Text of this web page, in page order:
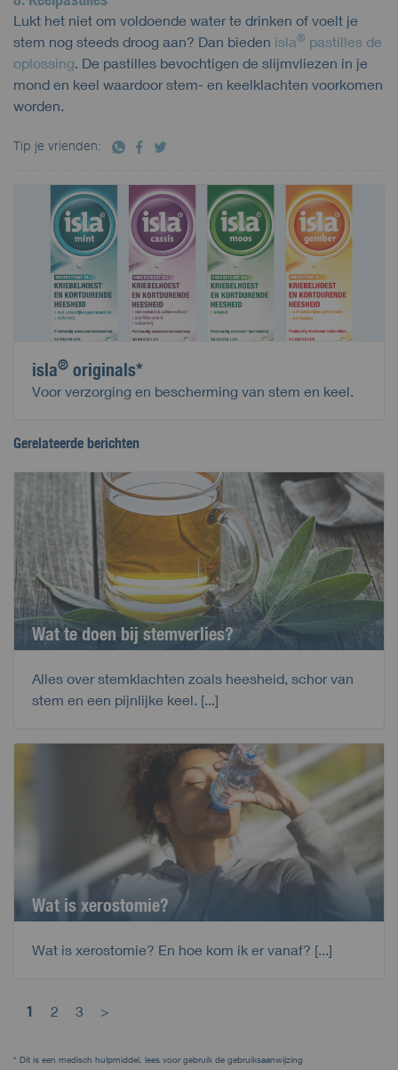
Lukt het niet om voldoende water te drinken of voelt je
stem nog steeds droog aan? Dan bieden isla® pastilles de
oplossing. De pastilles bevochtigen de slijmvliezen in je
mond en keel waardoor stem- en keelklachten voorkomen
worden.
Tip je vrienden:
isla® originals*
Voor verzorging en bescherming van stem en keel.
Gerelateerde berichten
Wat te doen bij stemverlies?
Alles over stemklachten zoals heesheid, schor van
stem en een pijnlijke keel. [...]
Wat is xerostomie?
Wat is xerostomie? En hoe kom ik er vanaf? [...]
1 2 3 >
* Dit is een medisch hulpmiddel, lees voor gebruik de gebruiksaanwijzing